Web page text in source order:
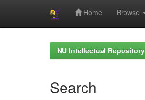
Home Browse
NU Intellectual Repository
Search